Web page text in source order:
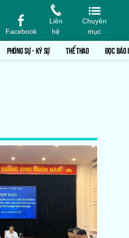
Facebook
Liên
hệ
Chuyên
mục
PHÓNG SỰ - KÝ SỰ THỂ THAO ĐỌC BÁO